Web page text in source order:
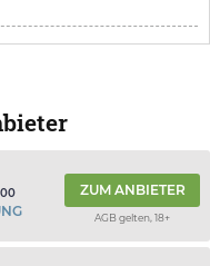
ZUM ANBIETER
AGB gelten, 18+